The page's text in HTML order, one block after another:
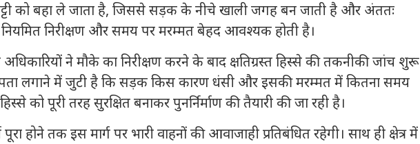
मिट्टी को बहा ले जाता है, जिससे सड़क के नीचे खाली जगह बन जाती है और अंततः
निरीक्षण और समय पर मरम्मत बेहद आवश्यक होती है।
ने मौके का निरीक्षण करने के बाद क्षतिग्रस्त हिस्से की तकनीकी जांच शुरू
पता लगाने में जुटी है कि सड़क किस कारण धंसी और इसकी मरम्मत में कितना समय
को पूरी तरह सुरक्षित बनाकर पुनर्निर्माण की तैयारी की जा रही है।
होने तक इस मार्ग पर भारी वाहनों की आवाजाही प्रतिबंधित रहेगी। साथ ही क्षेत्र में